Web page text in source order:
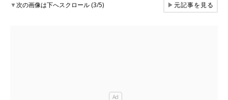
▼次の画像は下へスクロール (3/5) ▶元記事を見る